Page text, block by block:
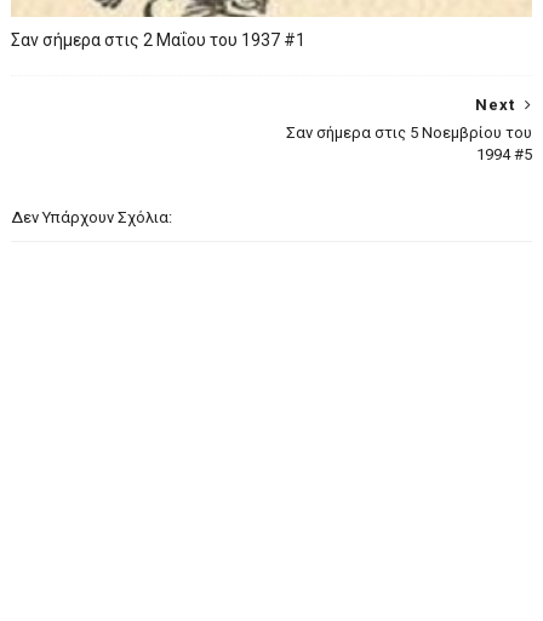
Σαν σήμερα στις 2 Μαΐου του 1937 #1
Next
Σαν σήμερα στις 5 Νοεμβρίου του
1994 #5
Δεν Υπάρχουν Σχόλια: